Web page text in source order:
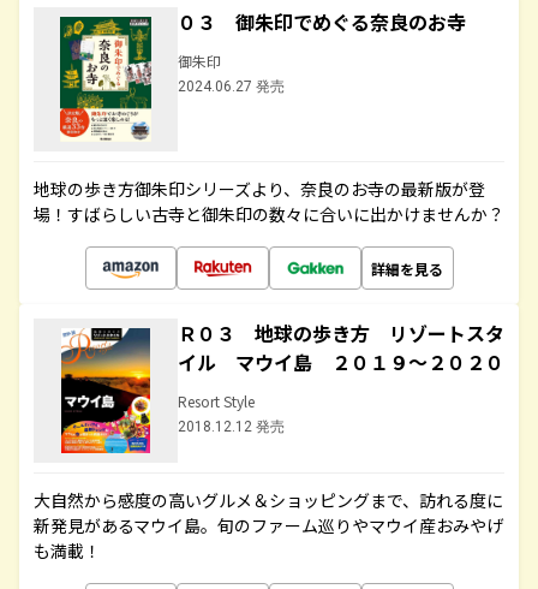
０３ 御朱印でめぐる奈良のお寺
御朱印
2024.06.27 発売
地球の歩き方御朱印シリーズより、奈良のお寺の最新版が登
場！すばらしい古寺と御朱印の数々に合いに出かけませんか？
詳細を見る
Ｒ０３ 地球の歩き方 リゾートスタ
イル マウイ島 ２０１９～２０２０
Resort Style
2018.12.12 発売
大自然から感度の高いグルメ＆ショッピングまで、訪れる度に
新発見があるマウイ島。旬のファーム巡りやマウイ産おみやげ
も満載！